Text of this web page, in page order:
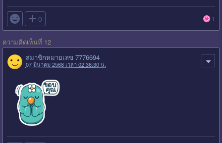
 0 1
ความคิดเห็นที่ 12
สมาชิกหมายเลข 7776694
07 มีนาคม 2568 เวลา 02:36:30 น.